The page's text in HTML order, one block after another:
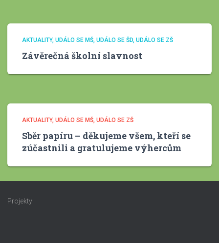
AKTUALITY UDÁLO SE MŠ UDÁLO SE ŠD UDÁLO SE ZŠ
Závěrečná školní slavnost
AKTUALITY UDÁLO SE MŠ UDÁLO SE ZŠ
Sběr papíru – děkujeme všem, kteří se
zúčastnili a gratulujeme výhercům
Projekty